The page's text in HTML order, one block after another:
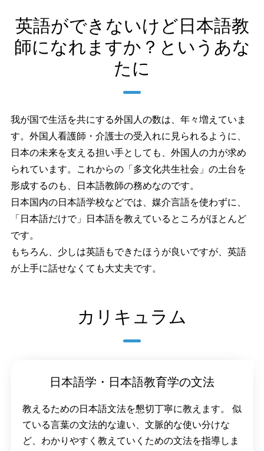
英語ができないけど日本語教
師になれますか？というあな
たに
我が国で生活を共にする外国人の数は、年々増えていま
す。外国人看護師・介護士の受入れに見られるように、
日本の未来を支える担い手としても、外国人の力が求め
られています。これからの「多文化共生社会」の土台を
形成するのも、日本語教師の務めなのです。
日本国内の日本語学校などでは、媒介言語を使わずに、
「日本語だけで」日本語を教えているところがほとんど
です。
もちろん、少しは英語もできたほうが良いですが、英語
が上手に話せなくても大丈夫です。
カリキュラム
日本語学・日本語教育学の文法
教えるための日本語文法を懇切丁寧に教えます。 似
ている言葉の文法的な違い、文脈的な使い分けな
ど、わかりやすく教えていくための文法を指導しま